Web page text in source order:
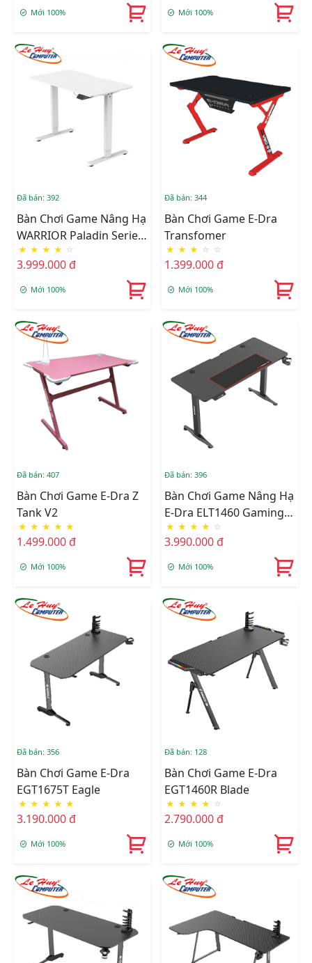
Mới 100% Mới 100%
Đã bán: 392
Bàn Chơi Game Nâng Hạ
WARRIOR Paladin Series
WGT604 (Trắng)
★ ★ ★ ★ ☆
3.999.000 đ
Mới 100%
Đã bán: 344
Bàn Chơi Game E-Dra
Transfomer
★ ★ ★ ☆ ☆
1.399.000 đ
Mới 100%
Đã bán: 407
Bàn Chơi Game E-Dra Z
Tank V2
★ ★ ★ ★ ★
1.499.000 đ
Mới 100%
Đã bán: 396
Bàn Chơi Game Nâng Hạ
E-Dra ELT1460 Gaming
Master
★ ★ ★ ★ ☆
3.990.000 đ
Mới 100%
Đã bán: 356
Bàn Chơi Game E-Dra
EGT1675T Eagle
★ ★ ★ ★ ★
3.190.000 đ
Mới 100%
Đã bán: 128
Bàn Chơi Game E-Dra
EGT1460R Blade
★ ★ ★ ★ ☆
2.790.000 đ
Mới 100%